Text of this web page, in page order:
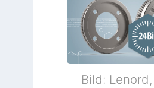
Bild: Lenord,